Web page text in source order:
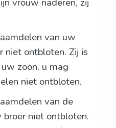
vrouw naderen, zij
van uw
niet ontbloten. Zij is
zoon, u mag
niet ontbloten.
van de
niet ontbloten.